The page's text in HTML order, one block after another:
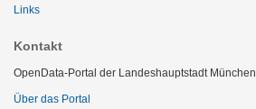
Links
Kontakt
OpenData-Portal der Landeshauptstadt München
Über das Portal